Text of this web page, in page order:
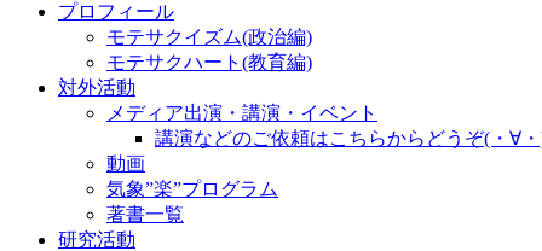
プロフィール
モテサクイズム(政治編)
モテサクハート(教育編)
対外活動
メディア出演・講演・イベント
講演などのご依頼はこちらからどうぞ(・∀
動画
気象”楽”プログラム
著書一覧
研究活動